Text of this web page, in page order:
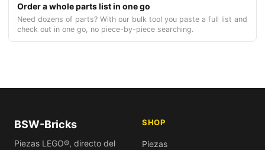
Order a whole parts list in one go
Need dozens of parts? With our bulk tool you paste a full list and
check out in one go, no piece-by-piece searching.
BSW-Bricks
Piezas LEGO®, directo del
SHOP
Piezas